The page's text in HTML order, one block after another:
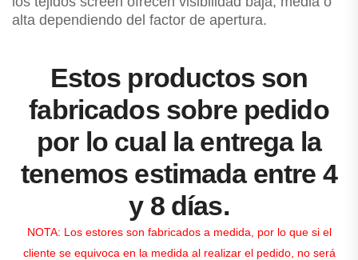
alta dependiendo del factor de apertura.
Estos productos son
fabricados sobre pedido
por lo cual la entrega la
tenemos estimada entre 4
y 8 días.
NOTA: Los estores son fabricados a medida, por lo que si el
cliente se equivoca en la medida al realizar el pedido, no será